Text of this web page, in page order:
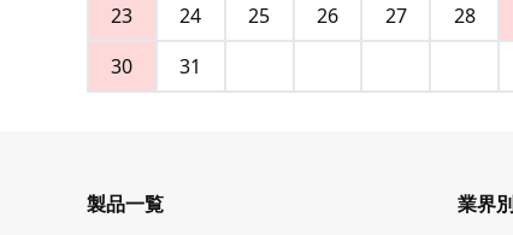
23
24 25 26 27 28
30
31
製品一覧 業界